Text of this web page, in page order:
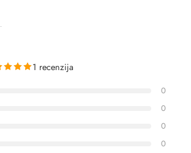
1 recenzija
0
0
0
0